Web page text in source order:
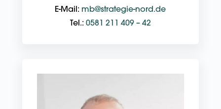
E-Mail: mb@strategie-nord.de
Tel.: 0581 211 409 – 42